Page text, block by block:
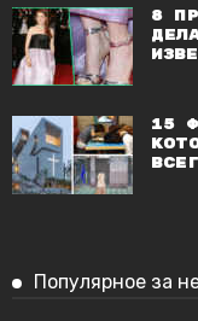
8
15
Популярное за